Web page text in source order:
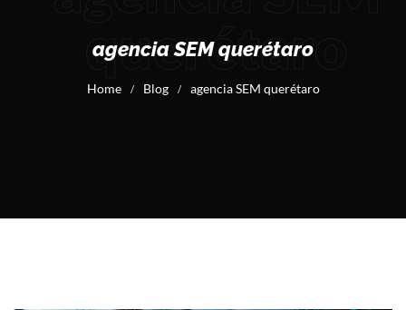
querétaro
agencia SEM querétaro
Home / Blog / agencia SEM querétaro